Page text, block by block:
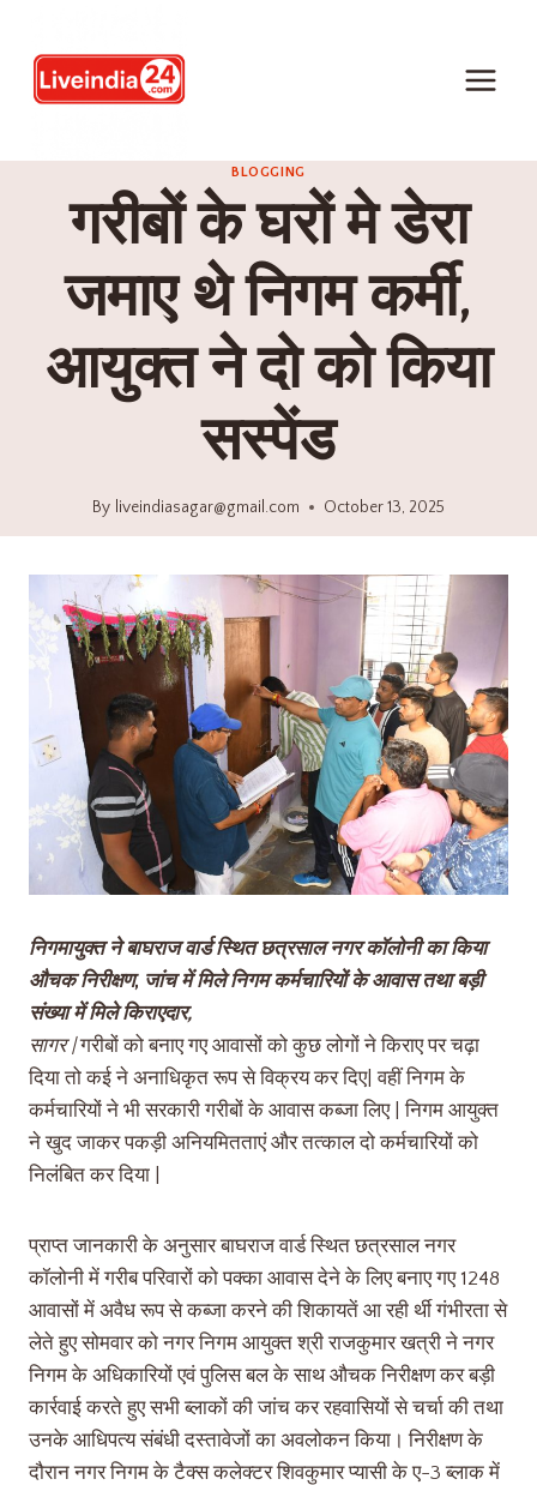
BLOGGING
गरीबों के घरों मे डेरा
जमाए थे निगम कर्मी,
आयुक्त ने दो को किया
सस्पेंड
By liveindiasagar@gmail.com October 13, 2025
निगमायुक्त ने बाघराज वार्ड स्थित छत्रसाल नगर कॉलोनी का किया
औचक निरीक्षण, जांच में मिले निगम कर्मचारियों के आवास तथा बड़ी
संख्या में मिले किराएदार,
सागर |गरीबों को बनाए गए आवासों को कुछ लोगों ने किराए पर चढ़ा
दिया तो कई ने अनाधिकृत रूप से विक्रय कर दिए| वहीं निगम के
कर्मचारियों ने भी सरकारी गरीबों के आवास कब्जा लिए | निगम आयुक्त
ने खुद जाकर पकड़ी अनियमितताएं और तत्काल दो कर्मचारियों को
निलंबित कर दिया |
प्राप्त जानकारी के अनुसार बाघराज वार्ड स्थित छत्रसाल नगर
कॉलोनी में गरीब परिवारों को पक्का आवास देने के लिए बनाए गए 1248
आवासों में अवैध रूप से कब्जा करने की शिकायतें आ रही र्थी गंभीरता से
लेते हुए सोमवार को नगर निगम आयुक्त श्री राजकुमार खत्री ने नगर
निगम के अधिकारियों एवं पुलिस बल के साथ औचक निरीक्षण कर बड़ी
कार्रवाई करते हुए सभी ब्लाकों की जांच कर रहवासियों से चर्चा की तथा
उनके आधिपत्य संबंधी दस्तावेजों का अवलोकन किया। निरीक्षण के
दौरान नगर निगम के टैक्स कलेक्टर शिवकुमार प्यासी के ए-3 ब्लाक में